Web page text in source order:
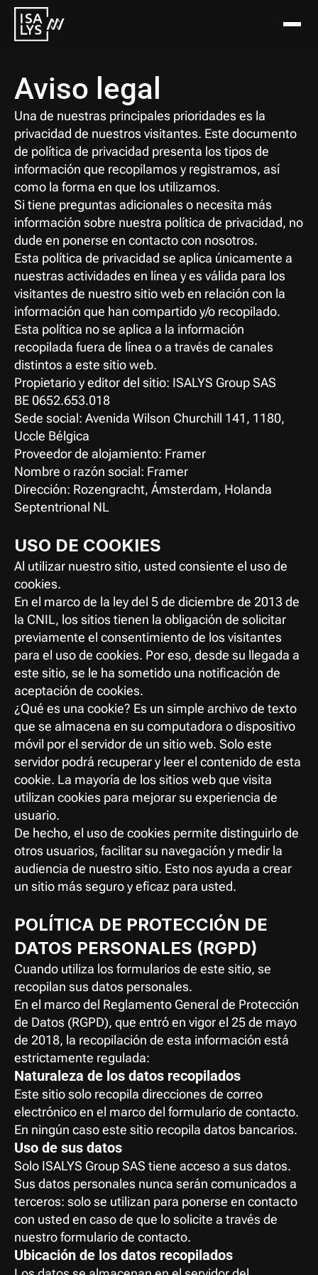
Aviso legal
Una de nuestras principales prioridades es la
privacidad de nuestros visitantes. Este documento
de política de privacidad presenta los tipos de
información que recopilamos y registramos, así
como la forma en que los utilizamos.
Si tiene preguntas adicionales o necesita más
información sobre nuestra política de privacidad, no
dude en ponerse en contacto con nosotros.
Esta política de privacidad se aplica únicamente a
nuestras actividades en línea y es válida para los
visitantes de nuestro sitio web en relación con la
información que han compartido y/o recopilado.
Esta política no se aplica a la información
recopilada fuera de línea o a través de canales
distintos a este sitio web.
Propietario y editor del sitio: ISALYS Group SAS
BE 0652.653.018
Sede social: Avenida Wilson Churchill 141, 1180,
Uccle Bélgica
Proveedor de alojamiento: Framer
Nombre o razón social: Framer
Dirección: Rozengracht, Ámsterdam, Holanda
Septentrional NL
USO DE COOKIES
Al utilizar nuestro sitio, usted consiente el uso de
cookies.
En el marco de la ley del 5 de diciembre de 2013 de
la CNIL, los sitios tienen la obligación de solicitar
previamente el consentimiento de los visitantes
para el uso de cookies. Por eso, desde su llegada a
este sitio, se le ha sometido una notificación de
aceptación de cookies.
¿Qué es una cookie? Es un simple archivo de texto
que se almacena en su computadora o dispositivo
móvil por el servidor de un sitio web. Solo este
servidor podrá recuperar y leer el contenido de esta
cookie. La mayoría de los sitios web que visita
utilizan cookies para mejorar su experiencia de
usuario.
De hecho, el uso de cookies permite distinguirlo de
otros usuarios, facilitar su navegación y medir la
audiencia de nuestro sitio. Esto nos ayuda a crear
un sitio más seguro y eficaz para usted.
POLÍTICA DE PROTECCIÓN DE
DATOS PERSONALES (RGPD)
Cuando utiliza los formularios de este sitio, se
recopilan sus datos personales.
En el marco del Reglamento General de Protección
de Datos (RGPD), que entró en vigor el 25 de mayo
de 2018, la recopilación de esta información está
estrictamente regulada:
Naturaleza de los datos recopilados
Este sitio solo recopila direcciones de correo
electrónico en el marco del formulario de contacto.
En ningún caso este sitio recopila datos bancarios.
Uso de sus datos
Solo ISALYS Group SAS tiene acceso a sus datos.
Sus datos personales nunca serán comunicados a
terceros: solo se utilizan para ponerse en contacto
con usted en caso de que lo solicite a través de
nuestro formulario de contacto.
Ubicación de los datos recopilados